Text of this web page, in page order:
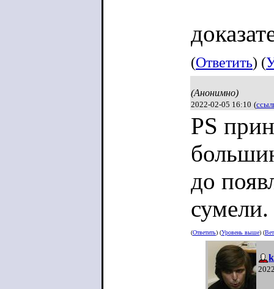
(Ответить) (
(Анонимно)
2022-02-05 16:10 (
PS
до
сумели.
(Ответить) (Уровень выше) (